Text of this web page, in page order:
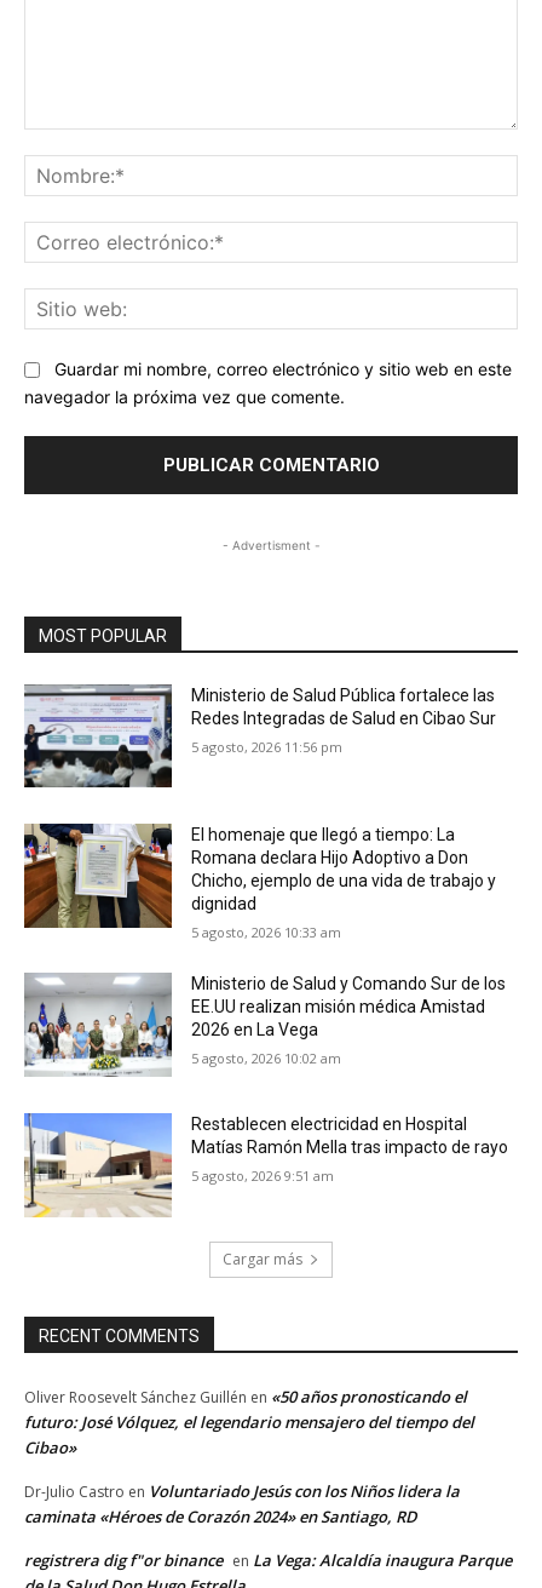
Guardar mi nombre, correo electrónico y sitio web en este
navegador la próxima vez que comente.
- Advertisment -
MOST POPULAR
Ministerio de Salud Pública fortalece las
Redes Integradas de Salud en Cibao Sur
5 agosto, 2026 11:56 pm
El homenaje que llegó a tiempo: La
Romana declara Hijo Adoptivo a Don
Chicho, ejemplo de una vida de trabajo y
dignidad
5 agosto, 2026 10:33 am
Ministerio de Salud y Comando Sur de los
EE.UU realizan misión médica Amistad
2026 en La Vega
5 agosto, 2026 10:02 am
Restablecen electricidad en Hospital
Matías Ramón Mella tras impacto de rayo
5 agosto, 2026 9:51 am
Cargar más
RECENT COMMENTS
Oliver Roosevelt Sánchez Guillén en «50 años pronosticando el
futuro: José Vólquez, el legendario mensajero del tiempo del
Cibao»
Dr-Julio Castro en Voluntariado Jesús con los Niños lidera la
caminata «Héroes de Corazón 2024» en Santiago, RD
registrera dig f"or binance en La Vega: Alcaldía inaugura Parque